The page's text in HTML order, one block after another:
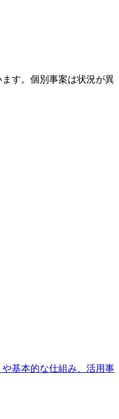
す。個別事案は状況が異
基本的な仕組み、活用事